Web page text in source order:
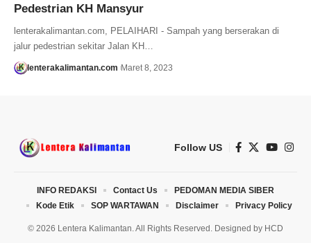
Pedestrian KH Mansyur
lenterakalimantan.com, PELAIHARI - Sampah yang berserakan di
jalur pedestrian sekitar Jalan KH…
lenterakalimantan.com Maret 8, 2023
Follow US
© 2026 Lentera Kalimantan. All Rights Reserved. Designed by HCD
INFO REDAKSI Contact Us
PEDOMAN MEDIA SIBER
Kode Etik
SOP WARTAWAN Disclaimer Privacy Policy